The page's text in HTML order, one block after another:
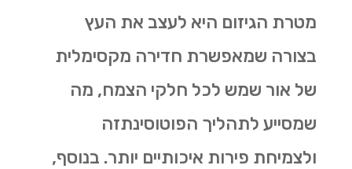
מטרת הגיזום היא לעצב את העץ
בצורה שמאפשרת חדירה מקסימלית
של אור שמש לכל חלקי הצמח, מה
שמסייע לתהליך הפוטוסינתזה
ולצמיחת פירות איכותיים יותר. בנוסף,